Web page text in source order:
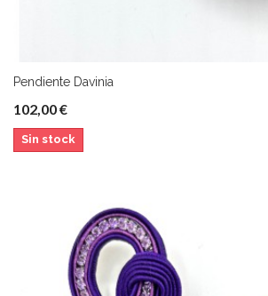
Pendiente Davinia
102,00 €
Sin stock